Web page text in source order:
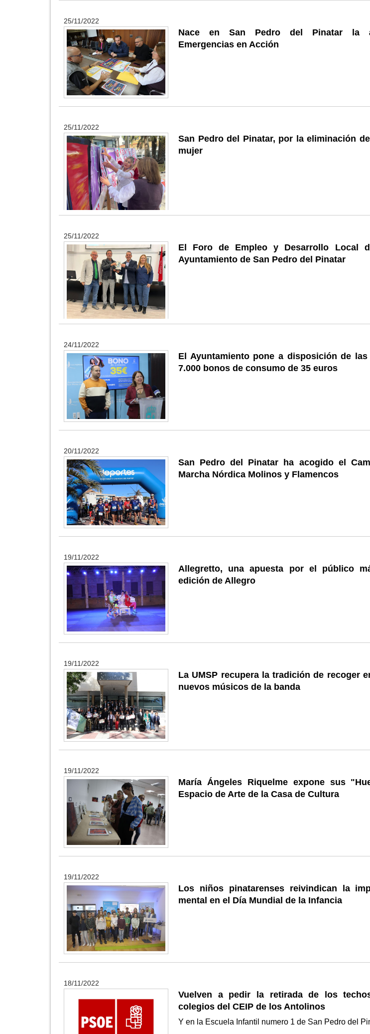
25/11/2022
Nace en San Pedro del Pinatar la
Emergencias en Acción
25/11/2022
San Pedro del Pinatar, por la eliminación
mujer
25/11/2022
El Foro de Empleo y Desarrollo Local
Ayuntamiento de San Pedro del Pinatar
24/11/2022
El Ayuntamiento pone a disposición de
7.000 bonos de consumo de 35 euros
20/11/2022
San Pedro del Pinatar ha acogido el
Marcha Nórdica Molinos y Flamencos
19/11/2022
Allegretto, una apuesta por el público
edición de Allegro
19/11/2022
La UMSP recupera la tradición de recoger
nuevos músicos de la banda
19/11/2022
María Ángeles Riquelme expone sus
Espacio de Arte de la Casa de Cultura
19/11/2022
Los niños pinatarenses reivindican la
mental en el Día Mundial de la Infancia
18/11/2022
Vuelven a pedir la retirada de los
colegios del CEIP de los Antolinos
Y en la Escuela Infantil numero 1 de San Pedro del